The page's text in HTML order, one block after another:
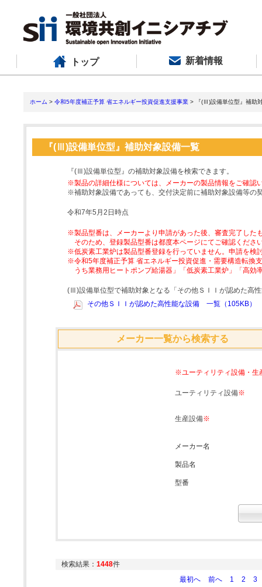
トップ 新着情報
ホーム > 令和5年度補正予算 省エネルギー投資促進支援事業 > 『(Ⅲ)設備単位型』補助
『(Ⅲ)設備単位型』補助対象設備一覧
『(Ⅲ)設備単位型』の補助対象設備を検索できます。
※製品の詳細仕様については、メーカーの製品情報をご確認
※補助対象設備であっても、交付決定前に補助対象設備等の
令和7年5月2日時点
※製品型番は、メーカーより申請があった後、審査完了した
そのため、登録製品型番は都度本ページにてご確認くださ
※低炭素工業炉は製品型番登録を行っていません。申請を検
※令和5年度補正予算 省エネルギー投資促進・需要構造転換
うち業務用ヒートポンプ給湯器」「低炭素工業炉」「高
(Ⅲ)設備単位型で補助対象となる「その他ＳＩＩが認めた高
その他ＳＩＩが認めた高性能な設備 一覧（105KB）
メーカー一覧から検索する
※ユーティリティ設備・生
ユーティリティ設備※
生産設備※
メーカー名
製品名
型番
検索結果： 1448件
最初へ
前へ 1 2 3